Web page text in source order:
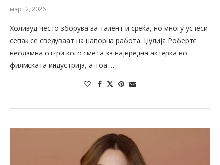
март 2, 2026
Холивуд често зборува за талент и среќа, но многу успеси
сепак се сведуваат на напорна работа. Џулија Робертс
неодамна откри кого смета за највредна актерка во
филмската индустрија, а тоа …